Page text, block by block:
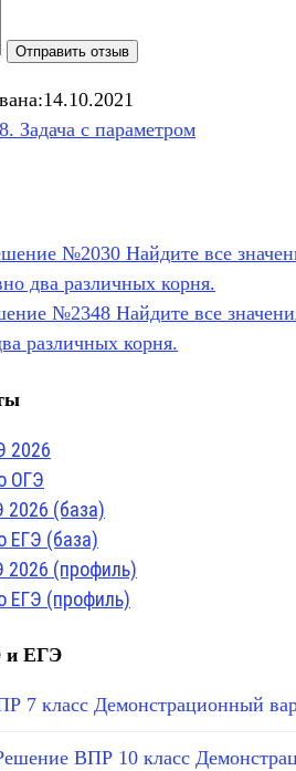
Отправить отзыв
14.10.2021
Задача с параметром
№2030 Найдите все
два различных корня.
№2348 Найдите все
различных корня.
2026
ОГЭ
2026 (база)
ЕГЭ (база)
2026 (профиль)
ЕГЭ (профиль)
и ЕГЭ
7 класс Демонстрационный
ВПР 10 класс